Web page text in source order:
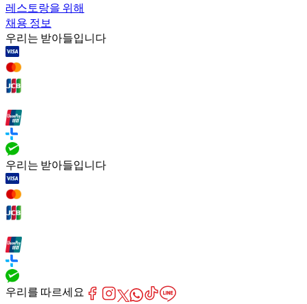
레스토랑을 위해
채용 정보
우리는 받아들입니다
우리는 받아들입니다
우리를 따르세요